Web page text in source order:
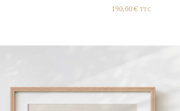
190,00€ TTC